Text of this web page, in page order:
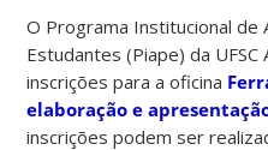
O Programa Institucional de
Estudantes (Piape) da UFSC
inscrições para a oficina
elaboração e
inscrições podem ser